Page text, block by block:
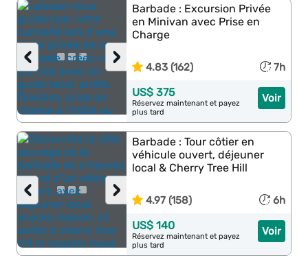
›
‹
Barbade : Excursion Privée
en Minivan avec Prise en
Charge
4.83 (162) 7h
Voir
US$ 375
Réservez maintenant et payez
plus tard
›
‹
Barbade : Tour côtier en
véhicule ouvert, déjeuner
local & Cherry Tree Hill
4.97 (158) 6h
Voir
US$ 140
Réservez maintenant et payez
plus tard